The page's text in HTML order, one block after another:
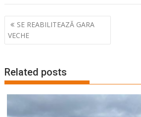
Navigare
în
articole
SE REABILITEAZĂ GARA
VECHE
Related posts